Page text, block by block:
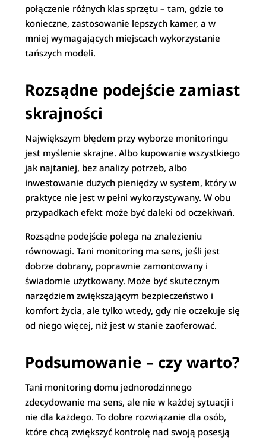
połączenie różnych klas sprzętu – tam, gdzie to
konieczne, zastosowanie lepszych kamer, a w
mniej wymagających miejscach wykorzystanie
tańszych modeli.
Rozsądne podejście zamiast
skrajności
Największym błędem przy wyborze monitoringu
jest myślenie skrajne. Albo kupowanie wszystkiego
jak najtaniej, bez analizy potrzeb, albo
inwestowanie dużych pieniędzy w system, który w
praktyce nie jest w pełni wykorzystywany. W obu
przypadkach efekt może być daleki od oczekiwań.
Rozsądne podejście polega na znalezieniu
równowagi. Tani monitoring ma sens, jeśli jest
dobrze dobrany, poprawnie zamontowany i
świadomie użytkowany. Może być skutecznym
narzędziem zwiększającym bezpieczeństwo i
komfort życia, ale tylko wtedy, gdy nie oczekuje się
od niego więcej, niż jest w stanie zaoferować.
Podsumowanie – czy warto?
Tani monitoring domu jednorodzinnego
zdecydowanie ma sens, ale nie w każdej sytuacji i
nie dla każdego. To dobre rozwiązanie dla osób,
które chcą zwiększyć kontrolę nad swoją posesją